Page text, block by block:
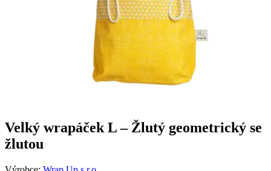
Velký wrapáček L – Žlutý geometrický se
žlutou